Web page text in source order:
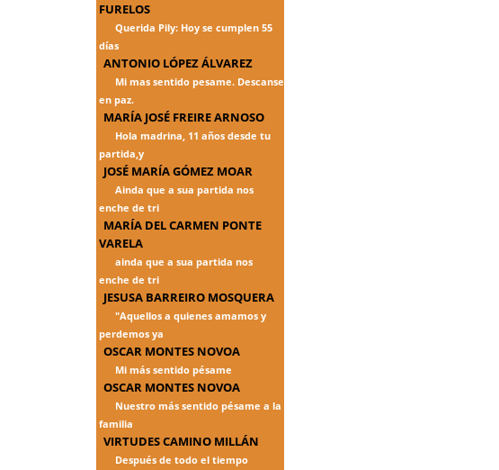
FURELOS
Querida Pily: Hoy se cumplen 55
días
ANTONIO LÓPEZ ÁLVAREZ
Mi mas sentido pesame. Descanse
en paz.
MARÍA JOSÉ FREIRE ARNOSO
Hola madrina, 11 años desde tu
partida,y
JOSÉ MARÍA GÓMEZ MOAR
Ainda que a sua partida nos
enche de tri
MARÍA DEL CARMEN PONTE
VARELA
ainda que a sua partida nos
enche de tri
JESUSA BARREIRO MOSQUERA
"Aquellos a quienes amamos y
perdemos ya
OSCAR MONTES NOVOA
Mi más sentido pésame
OSCAR MONTES NOVOA
Nuestro más sentido pésame a la
familia
VIRTUDES CAMINO MILLÁN
Después de todo el tiempo